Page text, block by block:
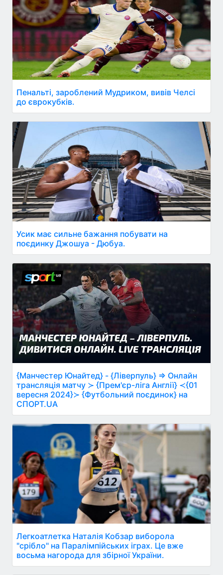
Пенальті, зароблений Мудриком, вивів Челсі
до єврокубків.
Усик має сильне бажання побувати на
поєдинку Джошуа - Дюбуа.
{Манчестер Юнайтед} - {Ліверпуль} ⇒ Онлайн
трансляція матчу ≻ {Прем'єр-ліга Англії} ≺{01
вересня 2024}≻ {Футбольний поєдинок} на
СПОРТ.UA
Легкоатлетка Наталія Кобзар виборола
"срібло" на Паралімпійських іграх. Це вже
восьма нагорода для збірної України.